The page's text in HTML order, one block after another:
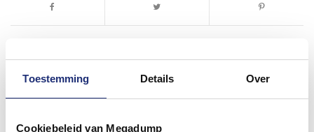
Toestemming Details Over
Cookiebeleid van Megadump